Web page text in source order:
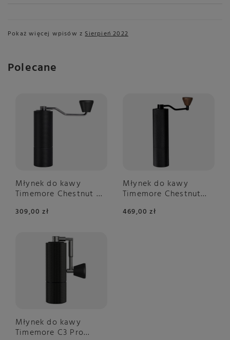
Pokaż więcej wpisów zSierpień 2022
Polecane
Młynek do kawy
Timemore Chestnut C3
309,00 zł
Młynek do kawy
Timemore Chestnut
469,00 zł
Młynek do kawy
Timemore C3 Pro